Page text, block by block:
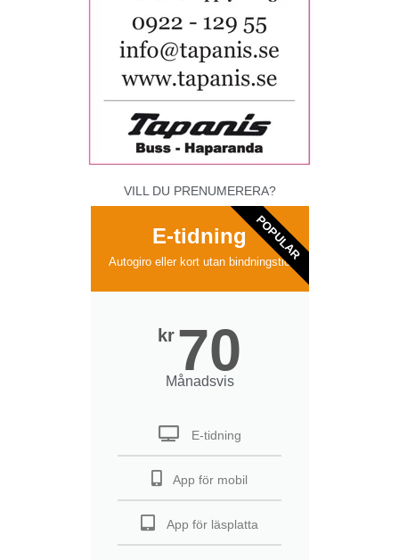
VILL DU PRENUMERERA?
E-tidning
Autogiro eller kort utan bindningstid
kr 70
Månadsvis
E-tidning
App för mobil
App för läsplatta
POPULAR